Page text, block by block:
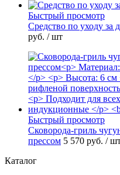
Быстрый просмотр
Средство по уходу за
руб. / шт
Быстрый просмотр
Сковорода-гриль
прессом 5 570 руб. /
Каталог